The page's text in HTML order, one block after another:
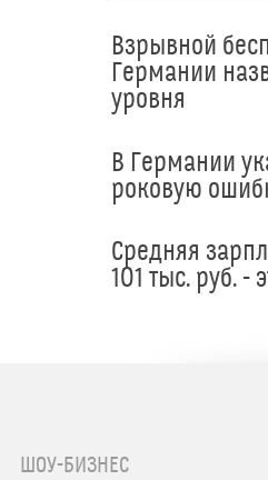
Взрывной
Германии
уровня
В Германии
роковую
Средняя
101 тыс. руб. -
ШОУ-БИЗНЕС